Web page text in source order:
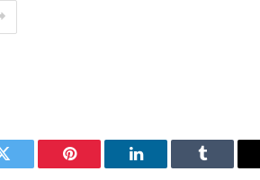
Twitter Pinterest LinkedIn Tumblr